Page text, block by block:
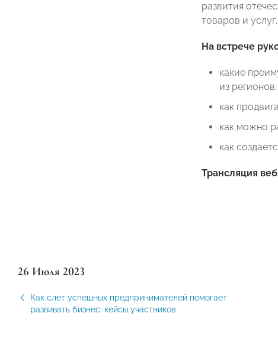
развития
товаров и услуг.
На встрече
какие
из регионов;
как
как можно
как
Трансляция
26 Июля 2023
Как слет успешных предпринимателей помогает
развивать бизнес: кейсы участников